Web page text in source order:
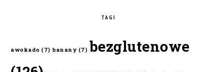
TAGI
awokado (7) banany (7) bezglutenowe